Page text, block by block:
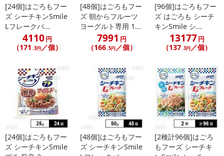
[24個]はごろもフー
ズ シーチキンSmile
Lフレークパ...
4110円
（171 .3円／個）
[48個]はごろもフー
ズ 朝からフルーツ
ヨーグルト専用 1...
7991 円
（166.5円／個）
[96個]はごろもフー
ズ はごろも シーチ
キンSmile シ...
13177円
（137.3円／個）
[24個]はごろもフー
ズ シーチキンSmile
[48個]はごろもフー
ズ シーチキンSmile
[2種計96個]はごろ
もフーズ シーチキ